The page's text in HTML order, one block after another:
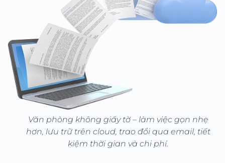
Văn phòng không giấy tờ – làm việc gọn nhẹ
hơn, lưu trữ trên cloud, trao đổi qua email, tiết
kiệm thời gian và chi phí.